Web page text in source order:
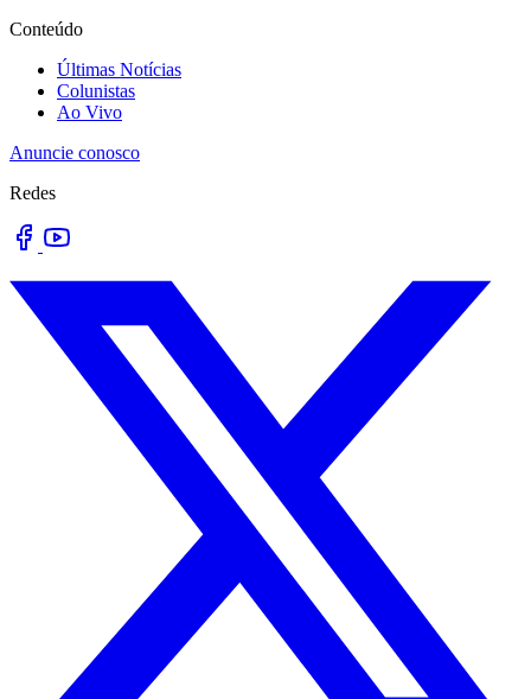
Conteúdo
Últimas Notícias
Colunistas
Ao Vivo
Anuncie conosco
Redes